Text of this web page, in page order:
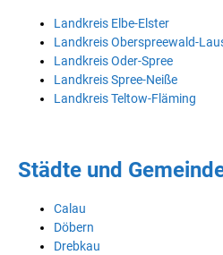
Landkreis Elbe-Elster
Landkreis Oberspreewald-
Landkreis Oder-Spree
Landkreis Spree-Neiße
Landkreis Teltow-Fläming
Städte und
Calau
Döbern
Drebkau